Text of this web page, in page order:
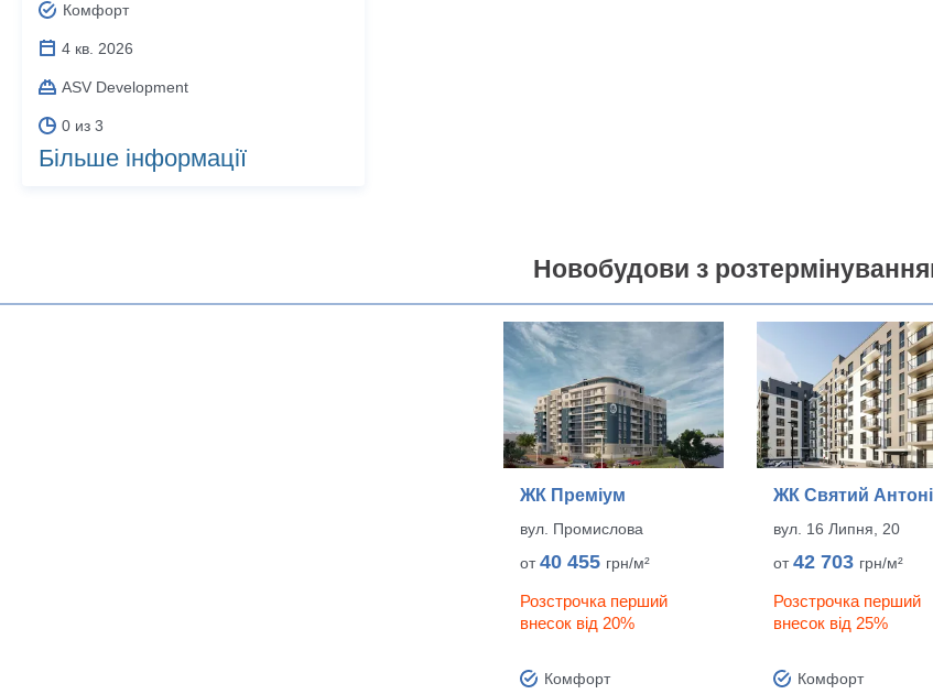
Комфорт
4 кв. 2026
ASV Development
0 из 3
Більше інформації
Новобудови з
ЖК Преміум
вул. Промислова
от40 455 грн/м²
Розстрочка перший
внесок від 20%
Комфорт
ЖК Святий
вул. 16 Липня, 20
от42 703 грн/м²
Розстрочка перший
внесок від 25%
Комфорт